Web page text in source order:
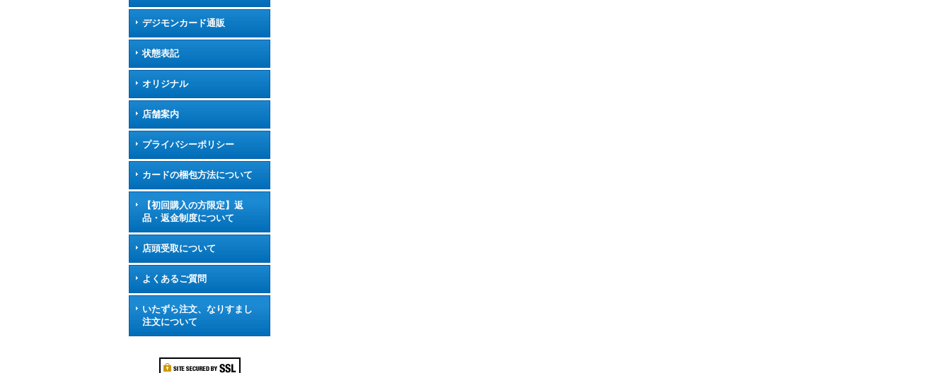
デジモンカード通販
状態表記
オリジナル
店舗案内
プライバシーポリシー
カードの梱包方法について
【初回購入の方限定】返
品・返金制度について
店頭受取について
よくあるご質問
いたずら注文、なりすまし
注文について